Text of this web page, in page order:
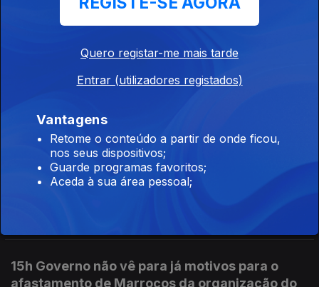
18h Detido por tráfico encontrado morto em
17h Autoridades apreenderam mais cocaína
em 2026 do que em 2025
15h Governo não vê para já motivos para o
afastamento de Marrocos da organização do
Quero registar-me mais tarde
Entrar (utilizadores registados)
Vantagens
Retome o conteúdo a partir de onde ficou,
nos seus dispositivos;
Guarde programas favoritos;
Aceda à sua área pessoal;